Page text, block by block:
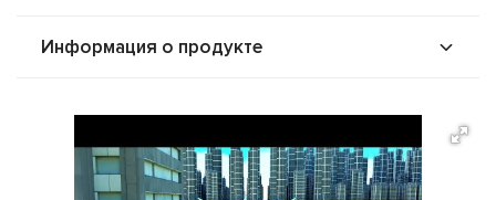
Информация о продукте
Сравнения
Отзывы